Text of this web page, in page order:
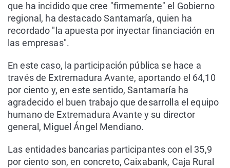
que ha incidido que cree "firmemente" el Gobierno
regional, ha destacado Santamaría, quien ha
recordado "la apuesta por inyectar financiación en
las empresas".
En este caso, la participación pública se hace a
través de Extremadura Avante, aportando el 64,10
por ciento y, en este sentido, Santamaría ha
agradecido el buen trabajo que desarrolla el equipo
humano de Extremadura Avante y su director
general, Miguel Ángel Mendiano.
Las entidades bancarias participantes con el 35,9
por ciento son, en concreto, Caixabank, Caja Rural